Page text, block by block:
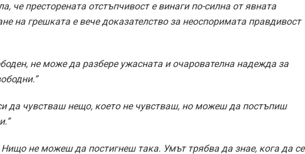
че престорената отстъпчивост е винаги по-силна от явната
на грешката е вече доказателство за неоспоримата правдивост
не може да разбере ужасната и очарователна надежда за
да чувстваш нещо, което не чувстваш, но можеш да постъпиш
не можеш да постигнеш така. Умът трябва да знае, кога да се